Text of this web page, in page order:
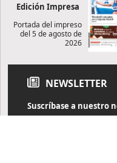
Edición Impresa
Portada del impreso
del 5 de agosto de
2026
NEWSLETTER
Suscríbase a nuestro
Reciba diariamente